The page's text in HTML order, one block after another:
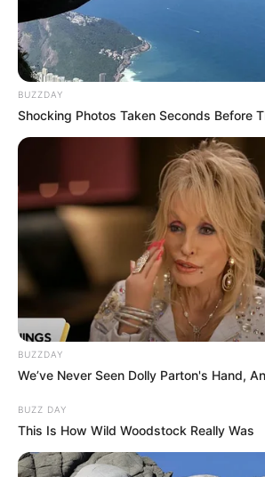
BUZZDAY
Shocking Photos Taken Seconds Before
BUZZDAY
We’ve Never Seen Dolly Parton's Hand,
BUZZ DAY
This Is How Wild Woodstock Really Was